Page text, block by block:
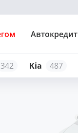
Автокредит
342 Kia 487